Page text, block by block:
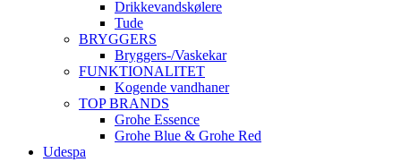
Drikkevandskølere
Tude
BRYGGERS
Bryggers-/Vaskekar
FUNKTIONALITET
Kogende vandhaner
TOP BRANDS
Grohe Essence
Grohe Blue & Grohe Red
Udespa